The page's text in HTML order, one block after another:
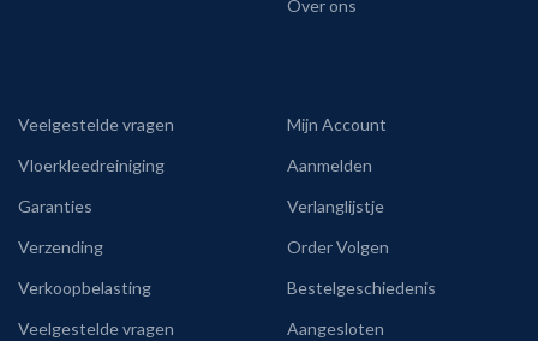
Over ons
Veelgestelde vragen
Vloerkleedreiniging
Garanties
Verzending
Verkoopbelasting
Veelgestelde vragen
Mijn Account
Aanmelden
Verlanglijstje
Order Volgen
Bestelgeschiedenis
Aangesloten